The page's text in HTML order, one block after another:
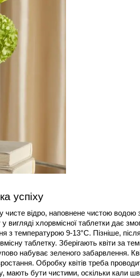
успіху
у чисте відро, наповнене чистою
вигляді хлорвмісної таблетки дає
з температурою 9-13°С. Пізніше,
таблетку. Зберігають квіти за
набуває зеленого забарвлення.
Обробку квітів треба
мають бути чистими, оскільки кали